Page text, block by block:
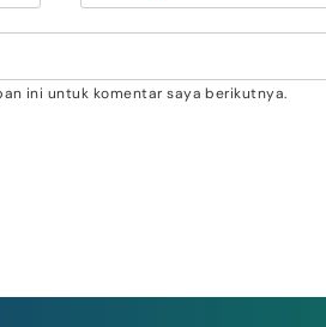
ini untuk komentar saya berikutnya.